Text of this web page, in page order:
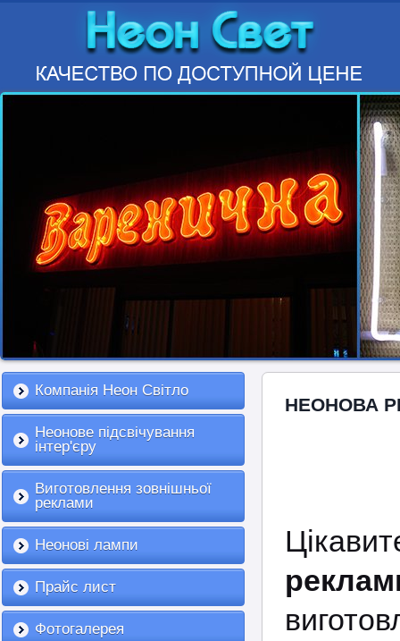
Компанія Неон Світло
Неонове підсвічування
інтер'єру
Виготовлення зовнішньої
реклами
Неонові лампи
Прайс лист
Фотогалерея
НЕОНОВА